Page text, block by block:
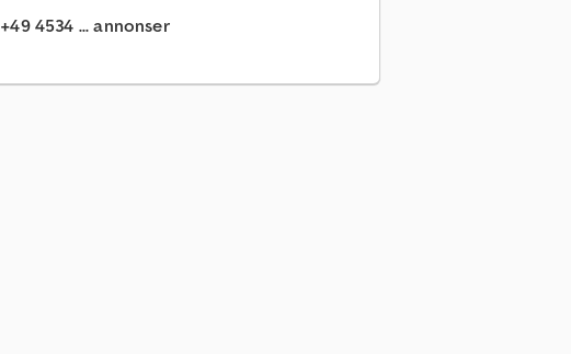
+49 4534 ... annonser